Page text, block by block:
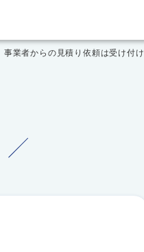
事業者からの見積り依頼は受け付け